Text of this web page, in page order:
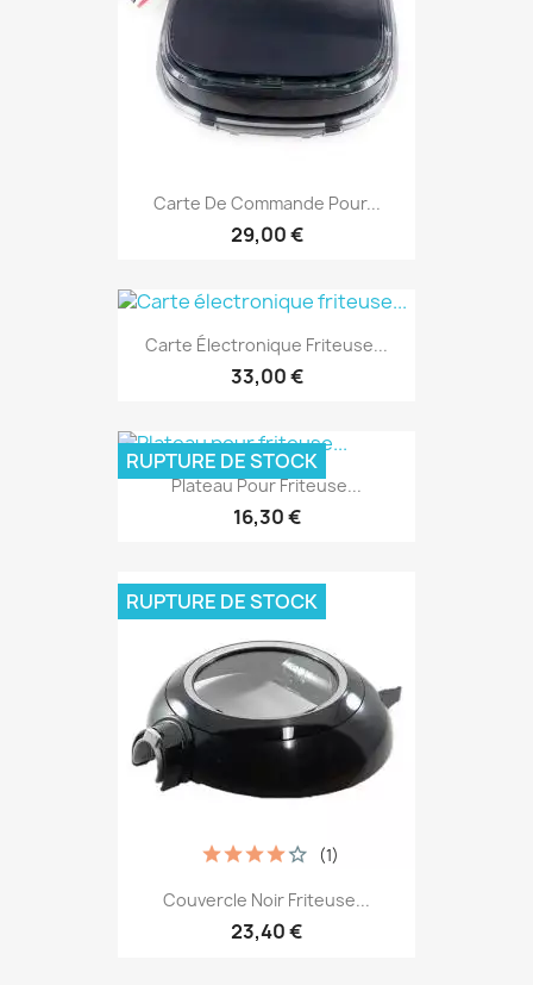
Carte De Commande Pour...
29,00 €
Carte Électronique Friteuse...
33,00 €
Plateau Pour Friteuse...
16,30 €
RUPTURE DE STOCK
Couvercle Noir Friteuse...
23,40 €
(1)
RUPTURE DE STOCK